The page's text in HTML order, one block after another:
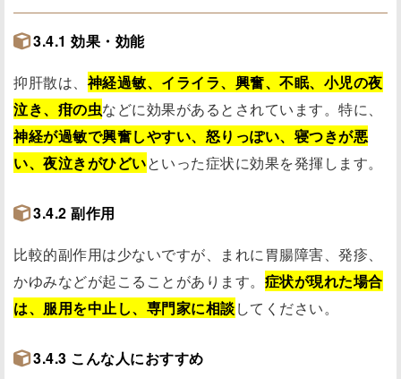
3.4.1 効果・効能
抑肝散は、神経過敏、イライラ、興奮、不眠、小児の夜
泣き、疳の虫などに効果があるとされています。特に、
神経が過敏で興奮しやすい、怒りっぽい、寝つきが悪
い、夜泣きがひどいといった症状に効果を発揮します。
3.4.2 副作用
比較的副作用は少ないですが、まれに胃腸障害、発疹、
かゆみなどが起こることがあります。 症状が現れた場合
は、服用を中止し、専門家に相談してください。
3.4.3 こんな人におすすめ